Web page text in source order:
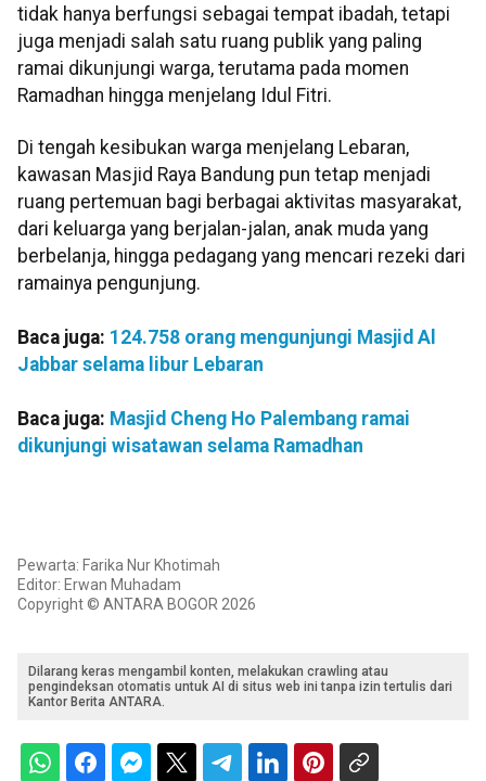
tidak hanya berfungsi sebagai tempat ibadah, tetapi
juga menjadi salah satu ruang publik yang paling
ramai dikunjungi warga, terutama pada momen
Ramadhan hingga menjelang Idul Fitri.
Di tengah kesibukan warga menjelang Lebaran,
kawasan Masjid Raya Bandung pun tetap menjadi
ruang pertemuan bagi berbagai aktivitas masyarakat,
dari keluarga yang berjalan-jalan, anak muda yang
berbelanja, hingga pedagang yang mencari rezeki dari
ramainya pengunjung.
Baca juga: 124.758 orang mengunjungi Masjid Al
Jabbar selama libur Lebaran
Baca juga: Masjid Cheng Ho Palembang ramai
dikunjungi wisatawan selama Ramadhan
Pewarta: Farika Nur Khotimah
Editor: Erwan Muhadam
Copyright © ANTARA BOGOR 2026
Dilarang keras mengambil konten, melakukan crawling atau
pengindeksan otomatis untuk AI di situs web ini tanpa izin tertulis dari
Kantor Berita ANTARA.